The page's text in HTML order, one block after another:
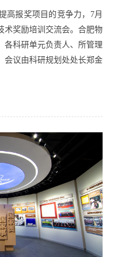
高报奖项目的竞争力，7月
术奖励培训交流会。合肥物
各科研单元负责人、所管理
会议由科研规划处处长郑金